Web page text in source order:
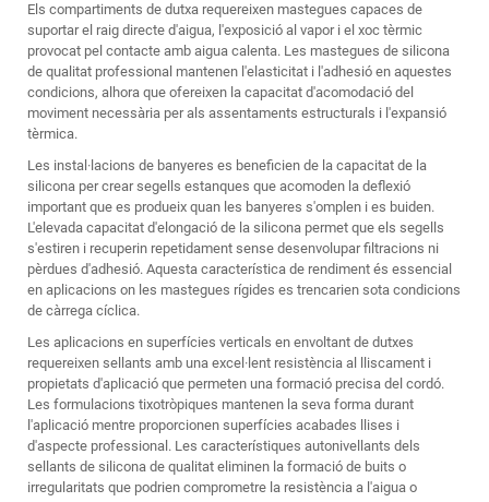
Els compartiments de dutxa requereixen mastegues capaces de
suportar el raig directe d'aigua, l'exposició al vapor i el xoc tèrmic
provocat pel contacte amb aigua calenta. Les mastegues de silicona
de qualitat professional mantenen l'elasticitat i l'adhesió en aquestes
condicions, alhora que ofereixen la capacitat d'acomodació del
moviment necessària per als assentaments estructurals i l'expansió
tèrmica.
Les instal·lacions de banyeres es beneficien de la capacitat de la
silicona per crear segells estanques que acomoden la deflexió
important que es produeix quan les banyeres s'omplen i es buiden.
L'elevada capacitat d'elongació de la silicona permet que els segells
s'estiren i recuperin repetidament sense desenvolupar filtracions ni
pèrdues d'adhesió. Aquesta característica de rendiment és essencial
en aplicacions on les mastegues rígides es trencarien sota condicions
de càrrega cíclica.
Les aplicacions en superfícies verticals en envoltant de dutxes
requereixen sellants amb una excel·lent resistència al lliscament i
propietats d'aplicació que permeten una formació precisa del cordó.
Les formulacions tixotròpiques mantenen la seva forma durant
l'aplicació mentre proporcionen superfícies acabades llises i
d'aspecte professional. Les característiques autonivellants dels
sellants de silicona de qualitat eliminen la formació de buits o
irregularitats que podrien comprometre la resistència a l'aigua o